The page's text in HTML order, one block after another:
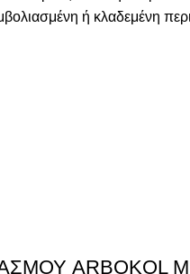
ή κλαδεμένη
ARBOKOL